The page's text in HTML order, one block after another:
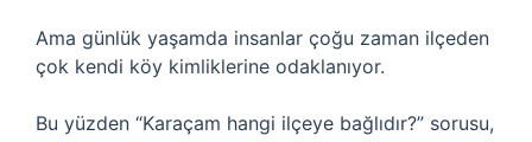
Ama günlük yaşamda insanlar çoğu zaman ilçeden
çok kendi köy kimliklerine odaklanıyor.
Bu yüzden “Karaçam hangi ilçeye bağlıdır?” sorusu,